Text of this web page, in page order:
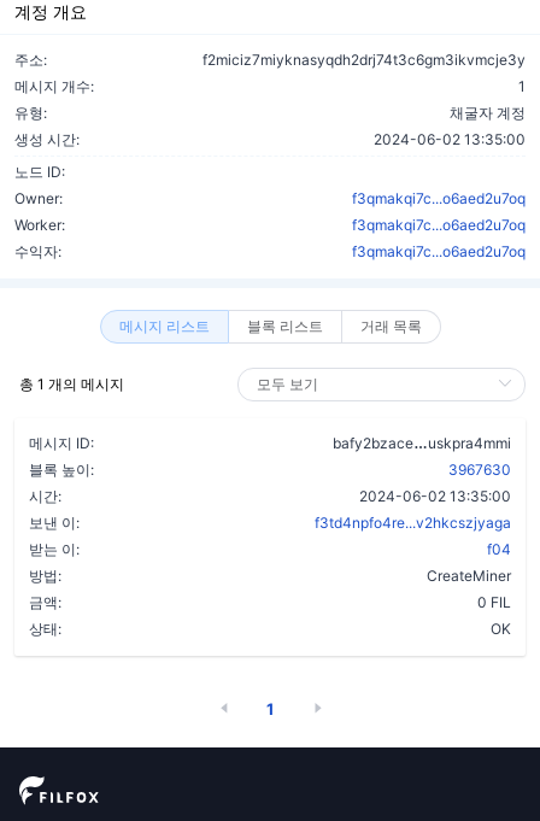
계정 개요
주소:
f2miciz7miyknasyqdh2drj74t3c6gm3ikvmcje3y
메시지 개수:
1
유형:
채굴자 계정
생성 시간:
2024-06-02 13:35:00
노드 ID:
Owner:
f3qmakqi7c...o6aed2u7oq
Worker:
f3qmakqi7c...o6aed2u7oq
수익자:
f3qmakqi7c...o6aed2u7oq
메시지 리스트 블록 리스트 거래 목록
총 1 개의 메시지
메시지 ID: bafy2bzace
uskpra4mmi
블록 높이:
3967630
시간:
2024-06-02 13:35:00
보낸 이:
f3td4npfo4re...v2hkcszjyaga
받는 이:
f04
방법:
CreateMiner
금액:
0 FIL
상태:
OK
1